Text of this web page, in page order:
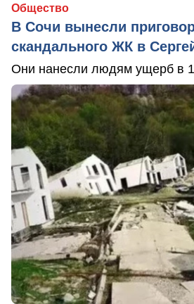
Общество
В Сочи вынесли
скандального ЖК в
Они нанесли людям ущерб в